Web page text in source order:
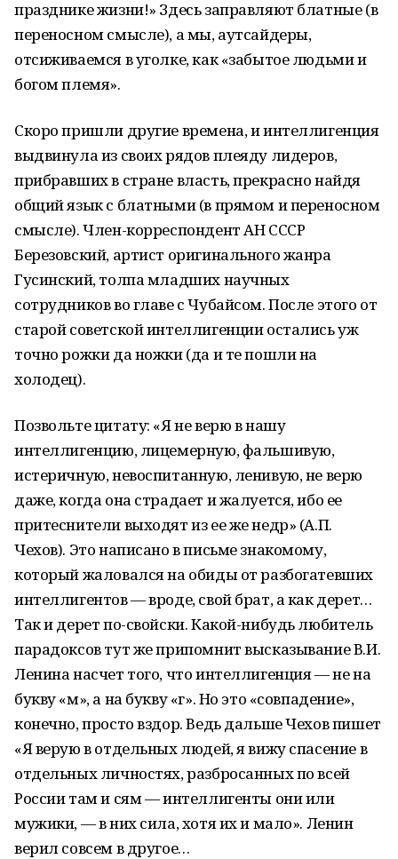
празднике жизни!» Здесь заправляют блатные (в
переносном смысле), а мы, аутсайдеры,
отсиживаемся в уголке, как «забытое людьми и
богом племя».
Скоро пришли другие времена, и интеллигенция
выдвинула из своих рядов плеяду лидеров,
прибравших в стране власть, прекрасно найдя
общий язык с блатными (в прямом и переносном
смысле). Член-корреспондент АН СССР
Березовский, артист оригинального жанра
Гусинский, толпа младших научных
сотрудников во главе с Чубайсом. После этого от
старой советской интеллигенции остались уж
точно рожки да ножки (да и те пошли на
холодец).
Позвольте цитату: «Я не верю в нашу
интеллигенцию, лицемерную, фальшивую,
истеричную, невоспитанную, ленивую, не верю
даже, когда она страдает и жалуется, ибо ее
притеснители выходят из ее же недр» (А.П.
Чехов). Это написано в письме знакомому,
который жаловался на обиды от разбогатевших
интеллигентов — вроде, свой брат, а как дерет…
Так и дерет по-свойски. Какой-нибудь любитель
парадоксов тут же припомнит высказывание В.И.
Ленина насчет того, что интеллигенция — не на
букву «м», а на букву «г». Но это «совпадение»,
конечно, просто вздор. Ведь дальше Чехов пишет
«Я верую в отдельных людей, я вижу спасение в
отдельных личностях, разбросанных по всей
России там и сям — интеллигенты они или
мужики, — в них сила, хотя их и мало». Ленин
верил совсем в другое…